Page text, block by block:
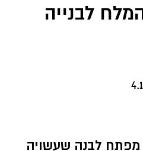
לבנייה
מפתח לבנה שעשויה